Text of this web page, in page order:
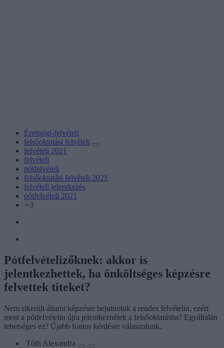
Érettségi-felvételi
felsőoktatási felvételi
felvételi 2021
felvételi
pótfelvételi
felsőoktatási felvételi 2021
felvételi jelentkezés
pótfelvételi 2021
+3
Pótfelvételizőknek: akkor is
jelentkezhettek, ha önköltséges képzésre
felvettek titeket?
Nem sikerült állami képzésre bejutnotok a rendes felvételin, ezért
most a pótfelvételin újra jelentkeznétek a felsőoktatásba? Egyáltalán
lehetséges ez? Újabb fontos kérdésre válaszolunk.
Tóth Alexandra